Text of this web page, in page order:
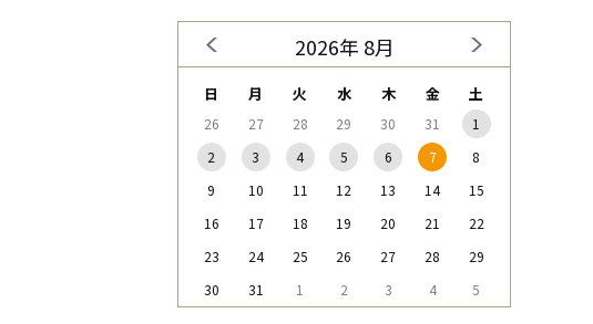
2026年 8月
日 月 火 水 木 金 土
26 27 28 29 30 31
1
2
3 4 5 6 7
8
9
10 11 12 13 14
15
16
17 18 19 20 21
22
23
24 25 26 27 28
29
30
31 1 2 3 4 5